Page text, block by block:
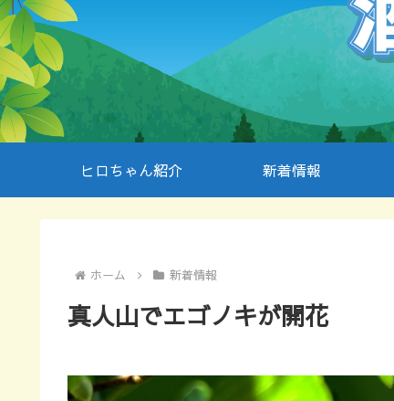
ヒロちゃん紹介 新着情報
ホーム 新着情報
真人山でエゴノキが開花